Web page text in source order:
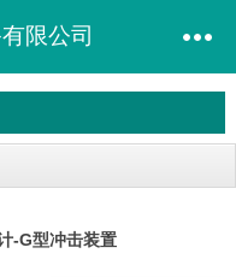
限公司
-G型冲击装置